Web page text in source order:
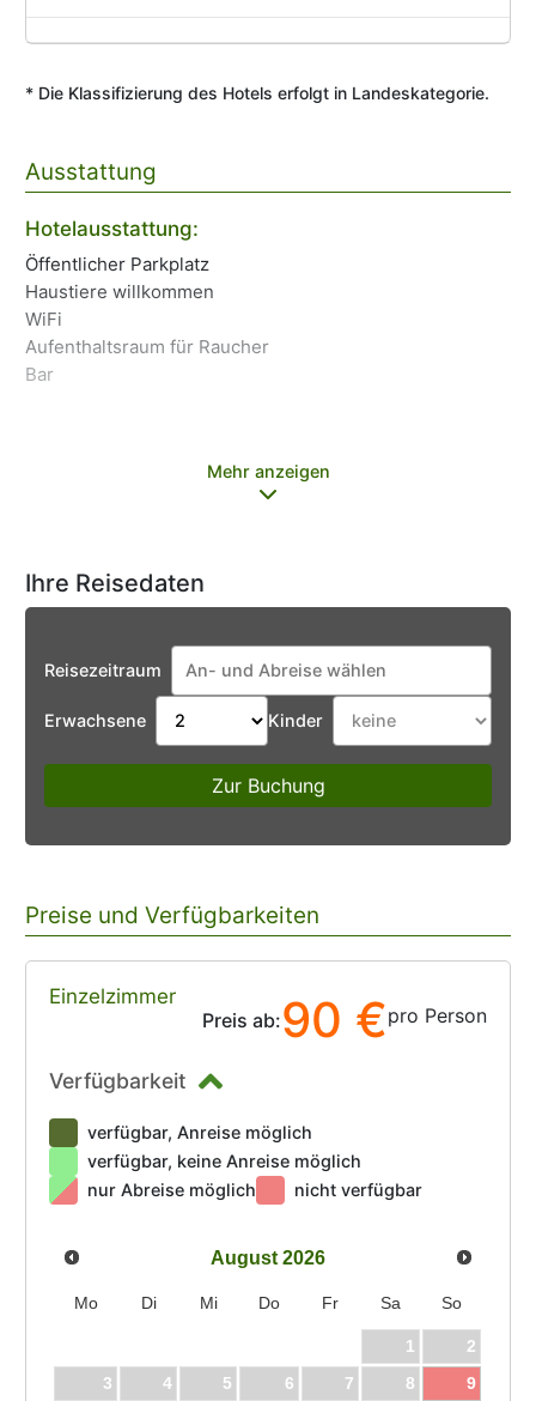
* Die Klassifizierung des Hotels erfolgt in Landeskategorie.
Ausstattung
Hotelausstattung:
Öffentlicher Parkplatz
Haustiere willkommen
WiFi
Aufenthaltsraum für Raucher
Bar
Mehr anzeigen
Ihre Reisedaten
Reisezeitraum
Erwachsene Kinder
Zur Buchung
Preise und Verfügbarkeiten
Einzelzimmer
Preis ab:90 €pro Person
Verfügbarkeit
verfügbar, Anreise möglich
verfügbar, keine Anreise möglich
nur Abreise möglich
nicht verfügbar
August 2026
Mo Di Mi Do Fr Sa So
1
2
3
4 5 6 7 8
9